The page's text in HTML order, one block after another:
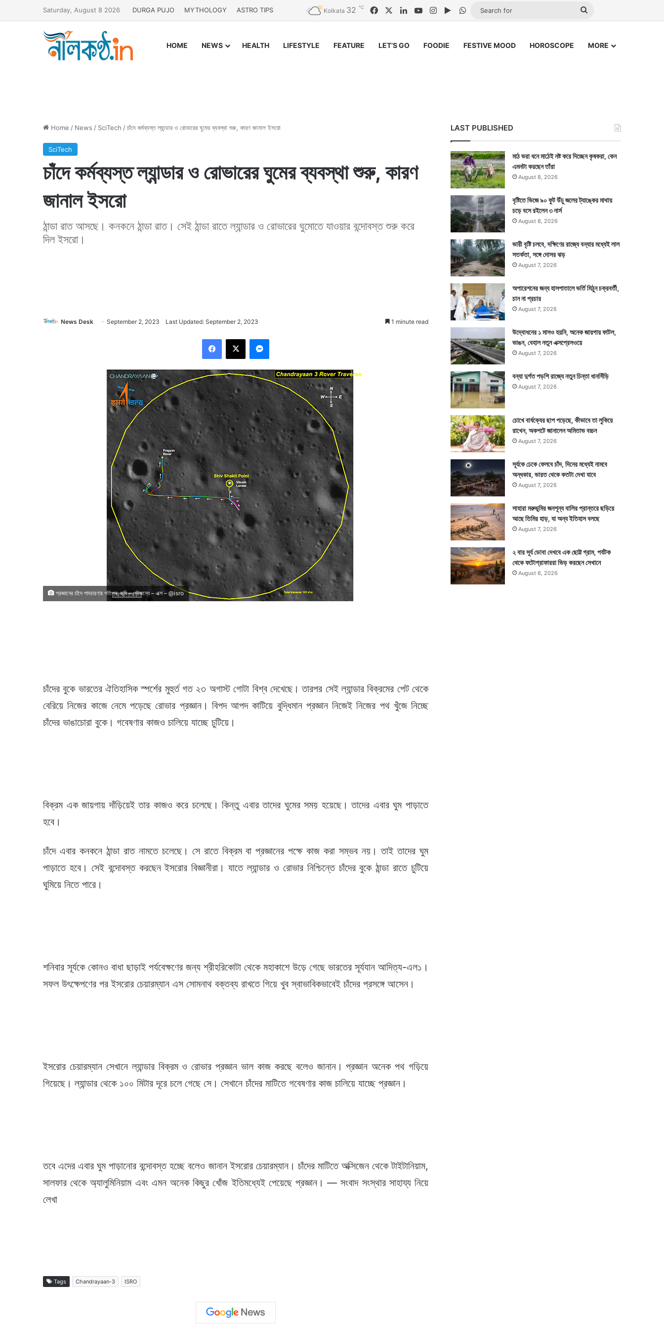
Saturday, August 8 2026 DURGA PUJO MYTHOLOGY ASTRO TIPS Kolkata 32 ℃ FacebookLinkedInYouTubeInstagramGoogle Play
WhatsApp
Search
HOME NEWS HEALTH LIFESTYLE FEATURE LET’S GO FOODIE FESTIVE MOOD HOROSCOPE MORE
Home / News / SciTech /চাঁদে কর্মব্যস্ত ল্যান্ডার ও রোভারের ঘুমের ব্যবস্থা শুরু, কারণ জানাল ইসরো
SciTech
চাঁদে কর্মব্যস্ত ল্যান্ডার ও রোভারের ঘুমের ব্যবস্থা শুরু, কারণ
জানাল ইসরো
ঠান্ডা রাত আসছে। কনকনে ঠান্ডা রাত। সেই ঠান্ডা রাতে ল্যান্ডার ও রোভারের ঘুমোতে যাওয়ার বন্দোবস্ত শুরু করে
দিল ইসরো।
News Desk September 2, 2023 Last Updated: September 2, 2023 1 minute read
প্রজ্ঞানের চাঁদে পাদচারণার গতিপথ, ছবি – সৌজন্যে – এক্স – @isro
চাঁদের বুকে ভারতের ঐতিহাসিক স্পর্শের মুহুর্ত গত ২৩ অগাস্ট গোটা বিশ্ব দেখেছে। তারপর সেই ল্যান্ডার বিক্রমের পেট থেকে
বেরিয়ে নিজের কাজে নেমে পড়েছে রোভার প্রজ্ঞান। বিপদ আপদ কাটিয়ে বুদ্ধিমান প্রজ্ঞান নিজেই নিজের পথ খুঁজে নিচ্ছে
চাঁদের ভাঙাচোরা বুকে। গবেষণার কাজও চালিয়ে যাচ্ছে চুটিয়ে।
বিক্রম এক জায়গায় দাঁড়িয়েই তার কাজও করে চলেছে। কিন্তু এবার তাদের ঘুমের সময় হয়েছে। তাদের এবার ঘুম পাড়াতে
হবে।
চাঁদে এবার কনকনে ঠান্ডা রাত নামতে চলেছে। সে রাতে বিক্রম বা প্রজ্ঞানের পক্ষে কাজ করা সম্ভব নয়। তাই তাদের ঘুম
পাড়াতে হবে। সেই বন্দোবস্ত করছেন ইসরোর বিজ্ঞানীরা। যাতে ল্যান্ডার ও রোভার নিশ্চিন্তে চাঁদের বুকে ঠান্ডা রাতে চুটিয়ে
ঘুমিয়ে নিতে পারে।
শনিবার সূর্যকে কোনও বাধা ছাড়াই পর্যবেক্ষণের জন্য শ্রীহরিকোটা থেকে মহাকাশে উড়ে গেছে ভারতের সূর্যযান আদিত্য-এল১।
সফল উৎক্ষেপণের পর ইসরোর চেয়ারম্যান এস সোমনাথ বক্তব্য রাখতে গিয়ে খুব স্বাভাবিকভাবেই চাঁদের প্রসঙ্গে আসেন।
ইসরোর চেয়ারম্যান সেখানে ল্যান্ডার বিক্রম ও রোভার প্রজ্ঞান ভাল কাজ করছে বলেও জানান। প্রজ্ঞান অনেক পথ গড়িয়ে
গিয়েছে। ল্যান্ডার থেকে ১০০ মিটার দূরে চলে গেছে সে। সেখানে চাঁদের মাটিতে গবেষণার কাজ চালিয়ে যাচ্ছে প্রজ্ঞান।
তবে এদের এবার ঘুম পাড়ানোর বন্দোবস্ত হচ্ছে বলেও জানান ইসরোর চেয়ারম্যান। চাঁদের মাটিতে অক্সিজেন থেকে টাইটানিয়াম,
সালফার থেকে অ্যালুমিনিয়াম এবং এমন অনেক কিছুর খোঁজ ইতিমধ্যেই পেয়েছে প্রজ্ঞান। — সংবাদ সংস্থার সাহায্য নিয়ে
লেখা
Tags Chandrayaan-3 ISRO
LAST PUBLISHED
মাঠ ভরা ধনে মাঠেই নষ্ট করে দিচ্ছেন কৃষকরা, কেন
এমনটা করছেন তাঁরা
August 8, 2026
বৃষ্টিতে ভিজে ৯০ ফুট উঁচু জলের ট্যাঙ্কের মাথায়
চড়ে বসে রইলেন ৩ নার্স
August 8, 2026
ভারী বৃষ্টি চলবে, দক্ষিণের রাজ্যে বন্যার মধ্যেই লাল
সতর্কতা, সঙ্গে দোসর ঝড়
August 7, 2026
অপারেশনের জন্য হাসপাতালে ভর্তি মিঠুন চক্রবর্তী,
চান না প্রচার
August 7, 2026
উদ্বোধনের ১ মাসও হয়নি, অনেক জায়গায় ফাটল,
ভাঙন, বেহাল নতুন এক্সপ্রেসওয়ে
August 7, 2026
বন্যা দুর্গত পড়শি রাজ্যে নতুন চিন্তা ধানসিঁড়ি
August 7, 2026
চোখে বার্ধক্যের ছাপ পড়েছে, কীভাবে তা লুকিয়ে
রাখেন, অকপটে জানালেন অমিতাভ বচ্চন
August 7, 2026
সূর্যকে ঢেকে ফেলবে চাঁদ, দিনের মধ্যেই নামবে
অন্ধকার, ভারত থেকে কতটা দেখা যাবে
August 7, 2026
সাহারা মরুভূমির জনশূন্য বালির প্রান্তরে ছড়িয়ে
আছে তিমির হাড়, যা অন্য ইতিহাস বলছে
August 7, 2026
২ বার সূর্য ডোবা দেখবে এক ছোট্ট গ্রাম, পর্যটক
থেকে ফটোগ্রাফাররা ভিড় করছেন সেখানে
August 6, 2026